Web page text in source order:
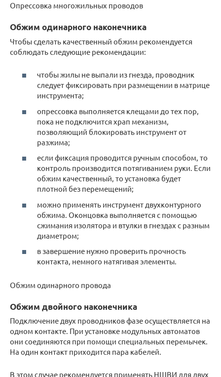
Опрессовка многожильных проводов
Обжим одинарного наконечника
Чтобы сделать качественный обжим рекомендуется
соблюдать следующие рекомендации:
чтобы жилы не выпали из гнезда, проводник
следует фиксировать при размещении в матрице
инструмента;
опрессовка выполняется клещами до тех пор,
пока не подключится храп механизм,
позволяющий блокировать инструмент от
разжима;
если фиксация проводится ручным способом, то
контроль производится потягиванием руки. Если
обжим качественный, то установка будет
плотной без перемещений;
можно применять инструмент двухконтурного
обжима. Оконцовка выполняется с помощью
сжимания изолятора и втулки в гнездах с разным
диаметром;
в завершение нужно проверить прочность
контакта, немного натягивая элементы.
Обжим одинарного провода
Обжим двойного наконечника
Подключение двух проводников фазе осуществляется на
одном контакте. При установке модульных автоматов
они соединяются при помощи специальных перемычек.
На один контакт приходится пара кабелей.
В этом случае рекомендуется применять НШВИ для двух